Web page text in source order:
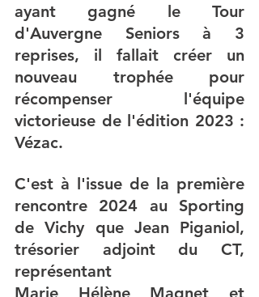
ayant gagné le Tour
d'Auvergne Seniors à 3
reprises, il fallait créer un
nouveau trophée pour
récompenser l'équipe
victorieuse de l'édition 2023 :
Vézac.
C'est à l'issue de la première
rencontre 2024 au Sporting
de Vichy que Jean Piganiol,
trésorier adjoint du CT,
représentant
Marie Hélène Magnet et